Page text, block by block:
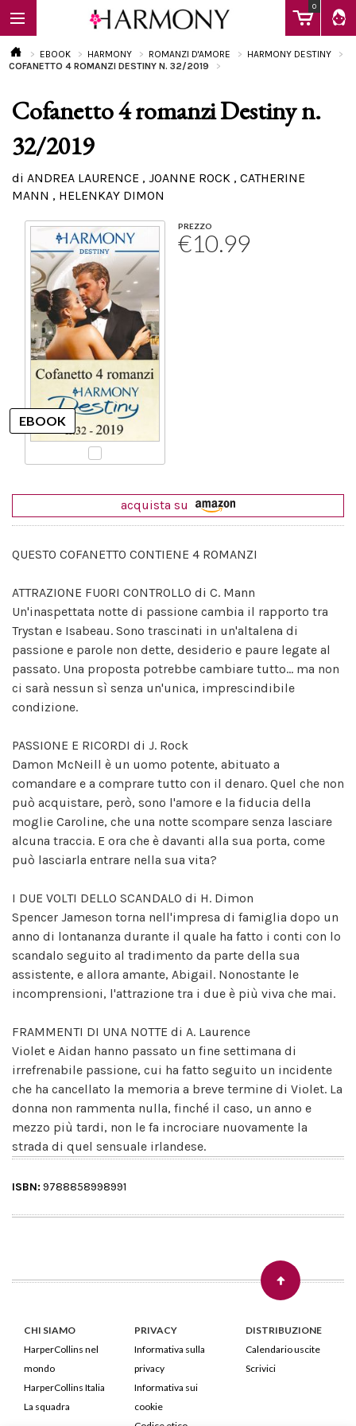
0
EBOOK
Calendario
EBOOK HARMONY ROMANZI D'AMORE
HARMONY DESTINY
COFANETTO 4 ROMANZI DESTINY N. 32/2019
Cofanetto 4 romanzi Destiny n.
32/2019
di ANDREA LAURENCE , JOANNE ROCK , CATHERINE
MANN , HELENKAY DIMON
PREZZO
€10.99
acquista su
QUESTO COFANETTO CONTIENE 4 ROMANZI
ATTRAZIONE FUORI CONTROLLO di C. Mann
Un'inaspettata notte di passione cambia il rapporto tra
Trystan e Isabeau. Sono trascinati in un'altalena di
passione e parole non dette, desiderio e paure legate al
passato. Una proposta potrebbe cambiare tutto... ma non
ci sarà nessun sì senza un'unica, imprescindibile
condizione.
PASSIONE E RICORDI di J. Rock
Damon McNeill è un uomo potente, abituato a
comandare e a comprare tutto con il denaro. Quel che non
può acquistare, però, sono l'amore e la fiducia della
moglie Caroline, che una notte scompare senza lasciare
alcuna traccia. E ora che è davanti alla sua porta, come
può lasciarla entrare nella sua vita?
I DUE VOLTI DELLO SCANDALO di H. Dimon
Spencer Jameson torna nell'impresa di famiglia dopo un
anno di lontananza durante il quale ha fatto i conti con lo
scandalo seguito al tradimento da parte della sua
assistente, e allora amante, Abigail. Nonostante le
incomprensioni, l'attrazione tra i due è più viva che mai.
FRAMMENTI DI UNA NOTTE di A. Laurence
Violet e Aidan hanno passato un fine settimana di
irrefrenabile passione, cui ha fatto seguito un incidente
che ha cancellato la memoria a breve termine di Violet. La
donna non rammenta nulla, finché il caso, un anno e
mezzo più tardi, non le fa incrociare nuovamente la
strada di quel sensuale irlandese.
ISBN: 9788858998991
CHI SIAMO
HarperCollins nel
mondo
HarperCollins Italia
La squadra
PRIVACY
Informativa sulla
privacy
Informativa sui
cookie
DISTRIBUZIONE
Calendario uscite
Scrivici